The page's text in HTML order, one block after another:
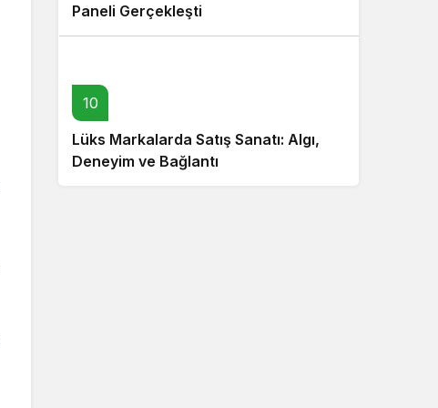
Paneli Gerçekleşti
10
Lüks Markalarda Satış Sanatı: Algı,
Deneyim ve Bağlantı